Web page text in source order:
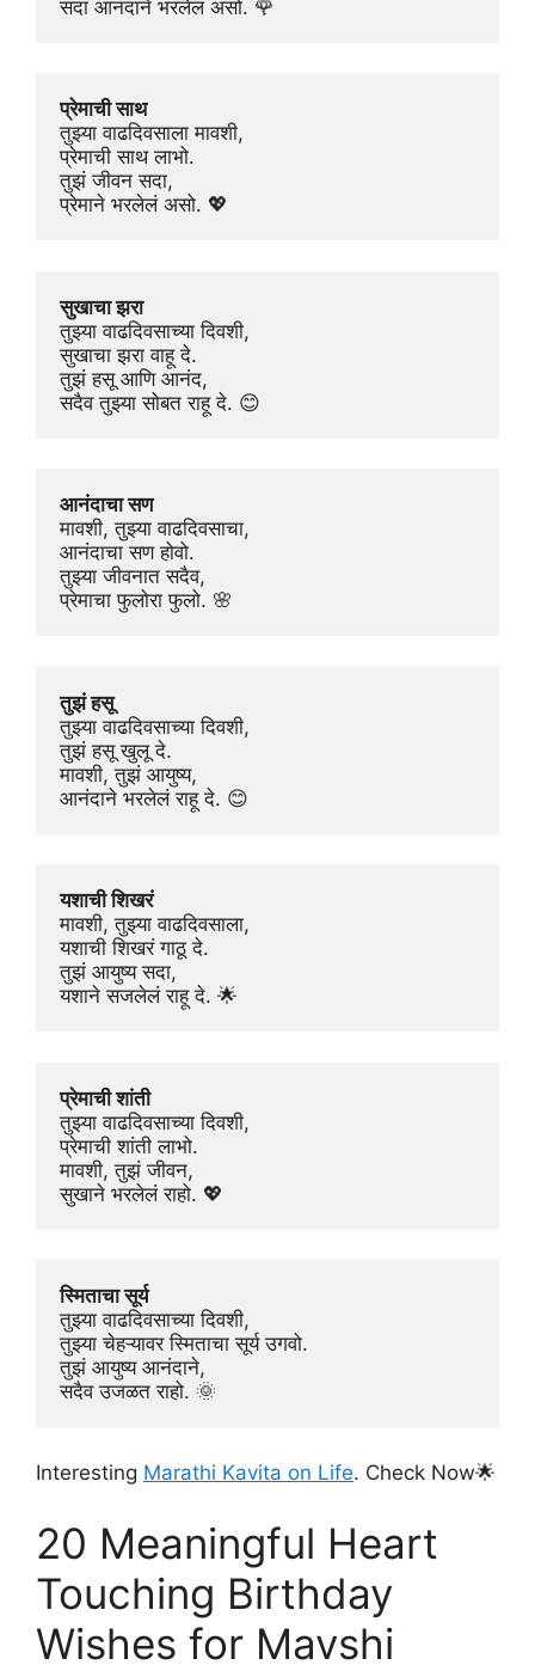
सदा आनंदाने भरलेलं असो. 🌹
प्रेमाची साथ
तुझ्या वाढदिवसाला मावशी,
प्रेमाची साथ लाभो.
तुझं जीवन सदा,
प्रेमाने भरलेलं असो. 💖
सुखाचा झरा
तुझ्या वाढदिवसाच्या दिवशी,
सुखाचा झरा वाहू दे.
तुझं हसू आणि आनंद,
सदैव तुझ्या सोबत राहू दे. 😊
आनंदाचा सण
मावशी, तुझ्या वाढदिवसाचा,
आनंदाचा सण होवो.
तुझ्या जीवनात सदैव,
प्रेमाचा फुलोरा फुलो. 🌸
तुझं हसू
तुझ्या वाढदिवसाच्या दिवशी,
तुझं हसू खुलू दे.
मावशी, तुझं आयुष्य,
आनंदाने भरलेलं राहू दे. 😊
यशाची शिखरं
मावशी, तुझ्या वाढदिवसाला,
यशाची शिखरं गाठू दे.
तुझं आयुष्य सदा,
यशाने सजलेलं राहू दे. 🌟
प्रेमाची शांती
तुझ्या वाढदिवसाच्या दिवशी,
प्रेमाची शांती लाभो.
मावशी, तुझं जीवन,
सुखाने भरलेलं राहो. 💖
स्मिताचा सूर्य
तुझ्या वाढदिवसाच्या दिवशी,
तुझ्या चेहऱ्यावर स्मिताचा सूर्य उगवो.
तुझं आयुष्य आनंदाने,
सदैव उजळत राहो. 🌞
Interesting Marathi Kavita on Life. Check Now🌟
20 Meaningful Heart
Touching Birthday
Wishes for Mavshi